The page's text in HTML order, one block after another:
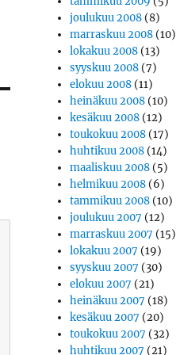
joulukuu 2008 (8)
marraskuu 2008 (10)
lokakuu 2008 (13)
syyskuu 2008 (7)
elokuu 2008 (11)
heinäkuu 2008 (10)
kesäkuu 2008 (12)
toukokuu 2008 (17)
huhtikuu 2008 (14)
maaliskuu 2008 (5)
helmikuu 2008 (6)
tammikuu 2008 (10)
joulukuu 2007 (12)
marraskuu 2007 (15)
lokakuu 2007 (19)
syyskuu 2007 (30)
elokuu 2007 (21)
heinäkuu 2007 (18)
kesäkuu 2007 (20)
toukokuu 2007 (32)
huhtikuu 2007 (21)